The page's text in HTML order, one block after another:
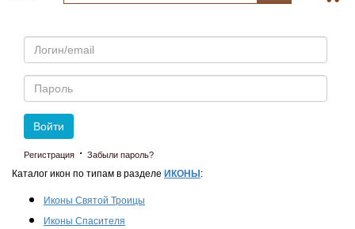
Email
Пароль
Войти
Регистрация · Забыли пароль?
Каталог икон по типам в разделе ИКОНЫ :
Иконы Святой Троицы
Иконы Спасителя